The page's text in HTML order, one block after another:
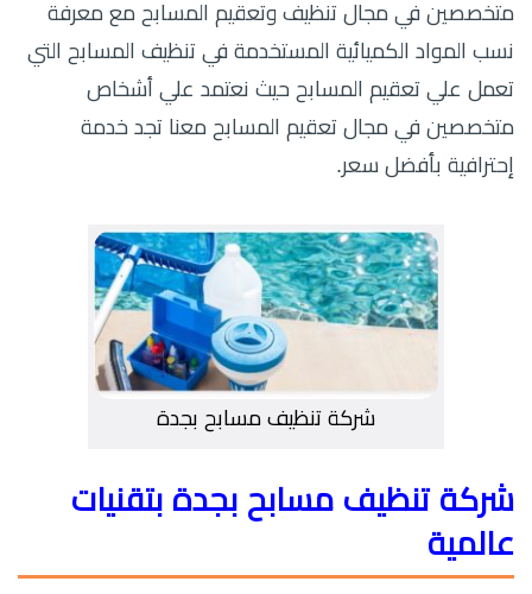
متخصصين في مجال تنظيف وتعقيم المسابح مع معرفة
نسب المواد الكميائية المستخدمة في تنظيف المسابح التي
تعمل علي تعقيم المسابح حيث نعتمد علي أشخاص
متخصصين في مجال تعقيم المسابح معنا تجد خدمة
إحترافية بأفضل سعر.
شركة تنظيف مسابح بجدة
شركة تنظيف مسابح بجدة بتقنيات
عالمية